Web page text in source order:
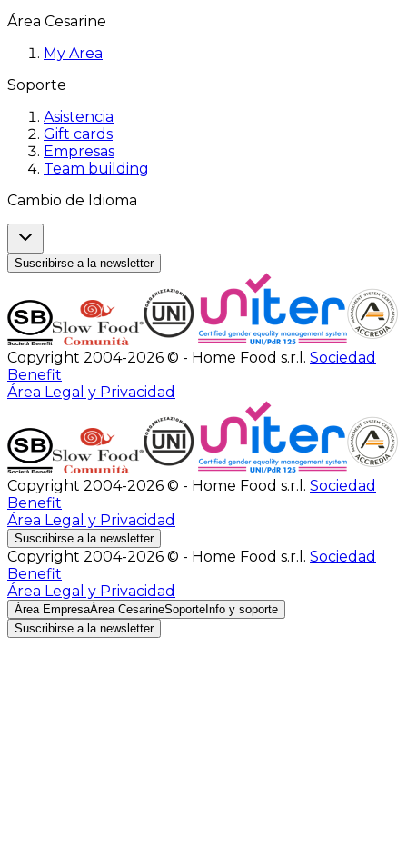
Área Cesarine
My Area
Soporte
Asistencia
Gift cards
Empresas
Team building
Cambio de Idioma
Suscribirse a la newsletter
Copyright 2004-2026 © - Home Food s.r.l. Sociedad
Benefit
Área Legal y Privacidad
Copyright 2004-2026 © - Home Food s.r.l. Sociedad
Benefit
Área Legal y Privacidad
Suscribirse a la newsletter
Copyright 2004-2026 © - Home Food s.r.l. Sociedad
Benefit
Área Legal y Privacidad
Área EmpresaÁrea CesarineSoporte Info y soporte
Suscribirse a la newsletter